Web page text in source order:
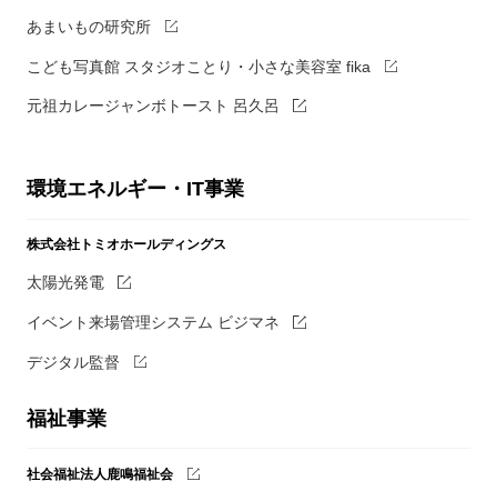
あまいもの研究所
こども写真館 スタジオことり・小さな美容室 fika
元祖カレージャンボトースト 呂久呂
環境エネルギー・IT事業
株式会社トミオホールディングス
太陽光発電
イベント来場管理システム ビジマネ
デジタル監督
福祉事業
社会福祉法人鹿鳴福祉会